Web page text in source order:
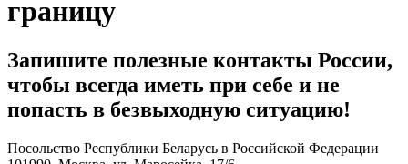
границу
Запишите полезные контакты России,
чтобы всегда иметь при себе и не
попасть в безвыходную ситуацию!
Посольство Республики Беларусь в Российской Федерации